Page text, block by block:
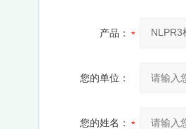
产品：
您的单位：
您的姓名：